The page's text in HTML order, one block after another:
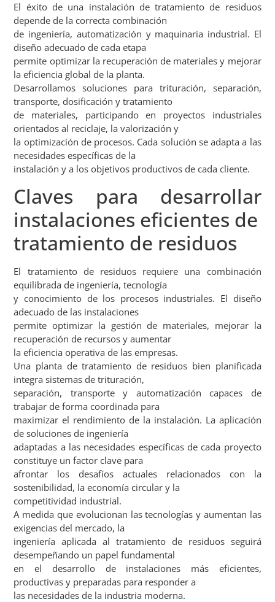
El éxito de una instalación de tratamiento de residuos
depende de la correcta combinación
de ingeniería, automatización y maquinaria industrial. El
diseño adecuado de cada etapa
permite optimizar la recuperación de materiales y mejorar
la eficiencia global de la planta.
Desarrollamos soluciones para trituración, separación,
transporte, dosificación y tratamiento
de materiales, participando en proyectos industriales
orientados al reciclaje, la valorización y
la optimización de procesos. Cada solución se adapta a las
necesidades específicas de la
instalación y a los objetivos productivos de cada cliente.
Claves para desarrollar
instalaciones eficientes de
tratamiento de residuos
El tratamiento de residuos requiere una combinación
equilibrada de ingeniería, tecnología
y conocimiento de los procesos industriales. El diseño
adecuado de las instalaciones
permite optimizar la gestión de materiales, mejorar la
recuperación de recursos y aumentar
la eficiencia operativa de las empresas.
Una planta de tratamiento de residuos bien planificada
integra sistemas de trituración,
separación, transporte y automatización capaces de
trabajar de forma coordinada para
maximizar el rendimiento de la instalación. La aplicación
de soluciones de ingeniería
adaptadas a las necesidades específicas de cada proyecto
constituye un factor clave para
afrontar los desafíos actuales relacionados con la
sostenibilidad, la economía circular y la
competitividad industrial.
A medida que evolucionan las tecnologías y aumentan las
exigencias del mercado, la
ingeniería aplicada al tratamiento de residuos seguirá
desempeñando un papel fundamental
en el desarrollo de instalaciones más eficientes,
productivas y preparadas para responder a
las necesidades de la industria moderna.